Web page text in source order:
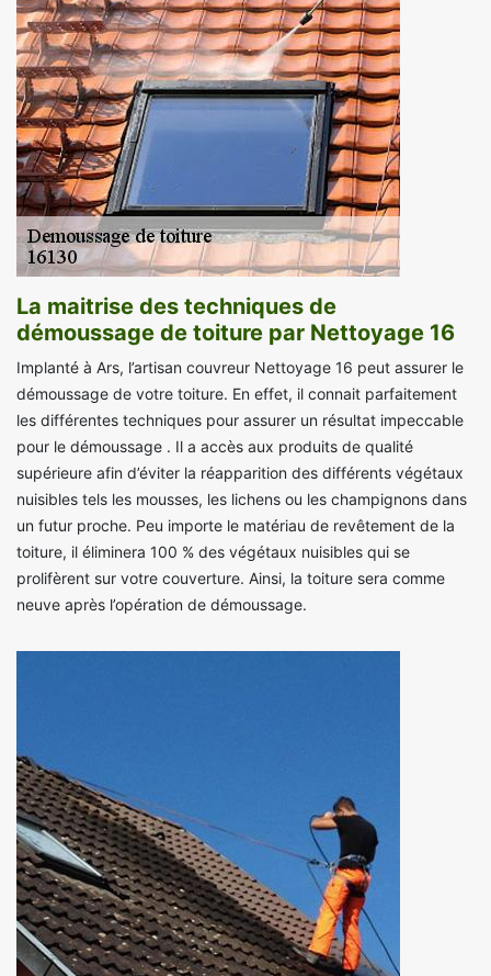
La maitrise des techniques de
démoussage de toiture par Nettoyage 16
Implanté à Ars, l’artisan couvreur Nettoyage 16 peut assurer le
démoussage de votre toiture. En effet, il connait parfaitement
les différentes techniques pour assurer un résultat impeccable
pour le démoussage . Il a accès aux produits de qualité
supérieure afin d’éviter la réapparition des différents végétaux
nuisibles tels les mousses, les lichens ou les champignons dans
un futur proche. Peu importe le matériau de revêtement de la
toiture, il éliminera 100 % des végétaux nuisibles qui se
prolifèrent sur votre couverture. Ainsi, la toiture sera comme
neuve après l’opération de démoussage.